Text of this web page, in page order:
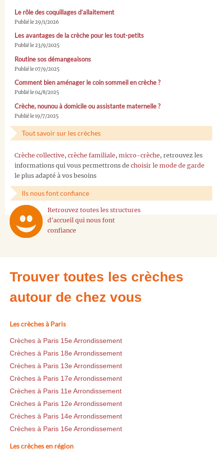
Le rôle des coquillages d’allaitement
Publié le 29/1/2026
Les avantages de la crèche pour les tout-petits
Publié le 23/9/2025
Routine sos démangeaisons
Publié le 07/9/2025
Comment bien aménager le coin sommeil en crèche ?
Publié le 04/8/2025
Crèche, nounou à domicile ou assistante maternelle ?
Publié le 19/7/2025
Tout savoir sur les crèches
Crèche collective, crèche familiale, micro-crèche, retrouvez les
informations qui vous permettrons de choisir le mode de garde
le plus adapté à vos besoins
Ils nous font confiance
Retrouvez toutes les structures
d'accueil qui nous font
confiance
Trouver toutes les crèches
autour de chez vous
Les crèches à Paris
Crèches à Paris 15e Arrondissement
Crèches à Paris 18e Arrondissement
Crèches à Paris 13e Arrondissement
Crèches à Paris 17e Arrondissement
Crèches à Paris 11e Arrondissement
Crèches à Paris 12e Arrondissement
Crèches à Paris 14e Arrondissement
Crèches à Paris 16e Arrondissement
Les crèches en région